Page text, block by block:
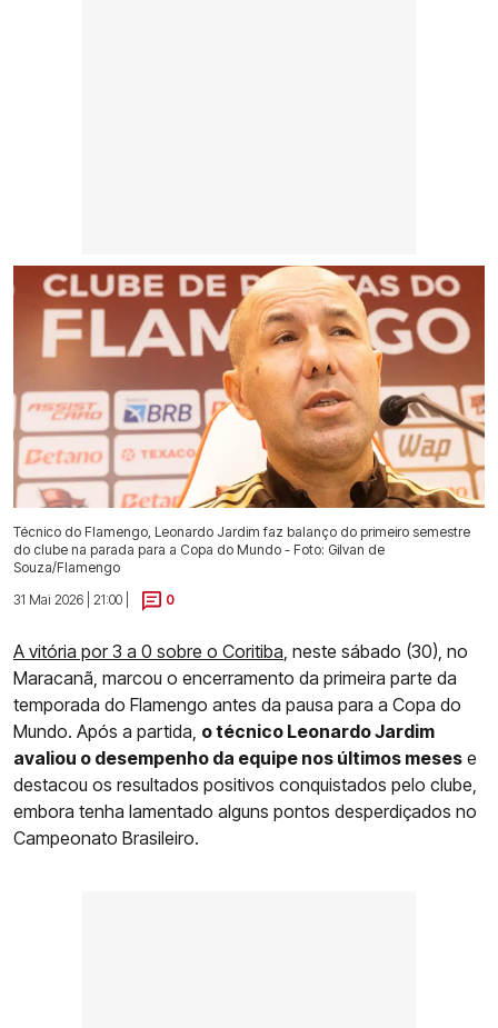
Técnico do Flamengo, Leonardo Jardim faz balanço do primeiro semestre
do clube na parada para a Copa do Mundo - Foto: Gilvan de
Souza/Flamengo
31 Mai 2026 | 21:00 |
0
A vitória por 3 a 0 sobre o Coritiba , neste sábado (30), no
Maracanã, marcou o encerramento da primeira parte da
temporada do Flamengo antes da pausa para a Copa do
Mundo. Após a partida, o técnico Leonardo Jardim
avaliou o desempenho da equipe nos últimos meses e
destacou os resultados positivos conquistados pelo clube,
embora tenha lamentado alguns pontos desperdiçados no
Campeonato Brasileiro.